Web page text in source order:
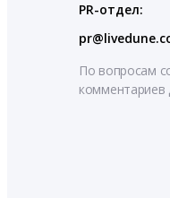
PR-отдел:
По вопросам